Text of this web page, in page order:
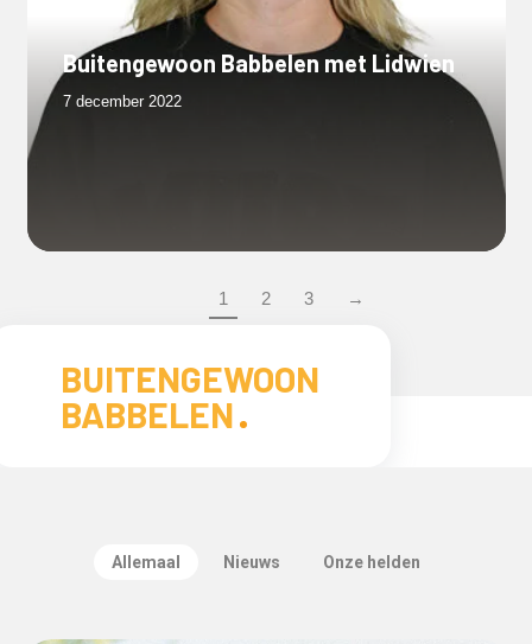
Buitengewoon Babbelen met Lidwien
7 december 2022
1 2 3 →
BUITENGEWOON
BABBELEN
Allemaal Nieuws Onze helden